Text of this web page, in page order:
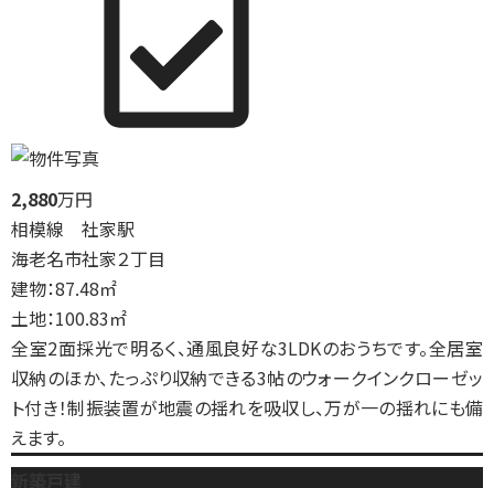
2,880万円
相模線 社家駅
海老名市社家２丁目
建物：87.48㎡
土地：100.83㎡
全室2面採光で明るく、通風良好な3LDKのおうちです。全居室
収納のほか、たっぷり収納できる3帖のウォークインクローゼッ
ト付き！制振装置が地震の揺れを吸収し、万が一の揺れにも備
えます。